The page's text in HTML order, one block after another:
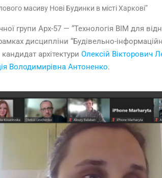
масиву Нові Будинки в місті Харкові”
групи Арх-57 — “Технологія BIM для
дисципліни “Будівельно-
архітектури Олексій Вікторович
Володимирівна Антоненко.